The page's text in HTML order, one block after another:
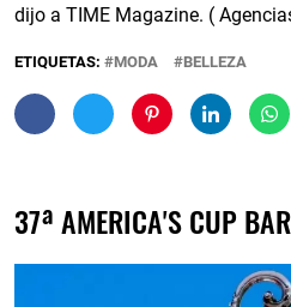
dijo a TIME Magazine. (
ETIQUETAS: MODA BELLEZA
37ª AMERICA'S CUP